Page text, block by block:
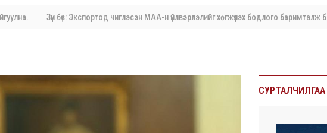
Зүүн бүс: Экспортод чиглэсэн МАА-н үйлвэрлэлийг хөгжүүлэх бодлого баримталж байна
СУРТАЛЧИЛГАА